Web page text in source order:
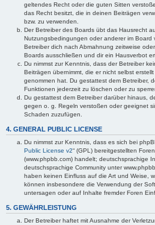
geltendes Recht oder die guten Sitten
das Recht besitzt, die in deinen Beiträgen
bzw. zu verwenden.
Der Betreiber des Boards übt das Hausrecht
Nutzungsbedingungen oder anderer im
Betreiber dich nach Abmahnung zeitweise
Boards ausschließen und dir ein Hausverbot
Du nimmst zur Kenntnis, dass der Betreiber
Beiträgen übernimmt, die er nicht selbst
genommen hat. Du gestattest dem Betreiber,
Funktionen jederzeit zu löschen oder zu
Du gestattest dem Betreiber darüber hinaus,
gegen o. g. Regeln verstoßen oder geeignet
Schaden zuzufügen.
4. GENERAL PUBLIC LICENSE
Du nimmst zur Kenntnis, dass es sich bei
Public License v2“ (GPL) bereitgestellten
(www.phpbb.com) handelt; deutschsprachige
deutschsprachige Community unter
haben keinen Einfluss auf die Art und Weise,
können insbesondere die Verwendung der
untersagen oder auf Inhalte fremder Foren
5. GEWÄHRLEISTUNG
Der Betreiber haftet mit Ausnahme der